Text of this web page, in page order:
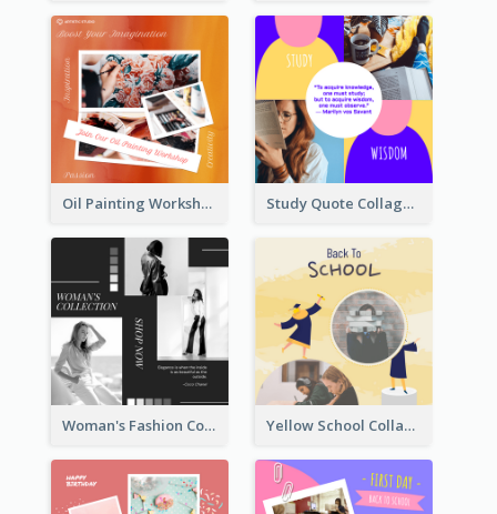
Oil Painting Workshop Instagram Post Study Quote Collage Instagram Post
Woman's Fashion Collection Instagram Post Yellow School Collage Instagram Post